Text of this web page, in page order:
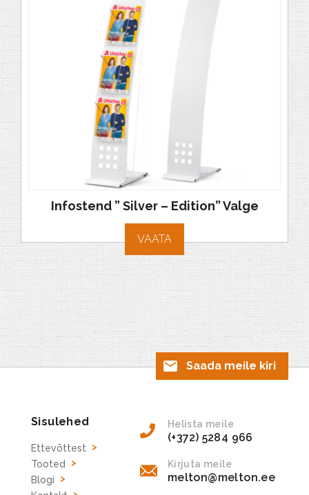
Infostend ” Silver – Edition” Valge
VAATA
Sisulehed
Ettevõttest
Tooted
Blogi
Helista meile
(+372) 5284 966
Kirjuta meile
melton@melton.ee
Saada meile kiri